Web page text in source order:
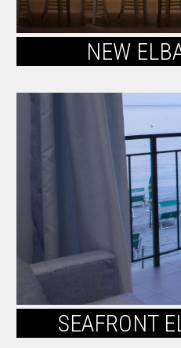
NEW
SEAFRONT